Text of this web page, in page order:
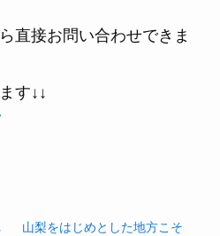
直接お問い合わせできま
す↓↓
山梨をはじめとした地方こそ